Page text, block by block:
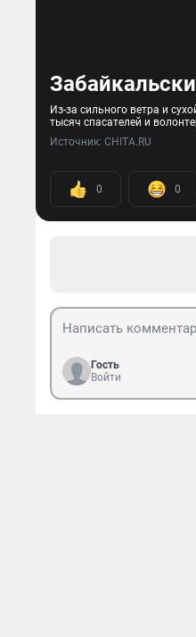
Из-за сильного ветра и
тысяч спасателей и
Источник: CHITA.RU
0 0
Гость
Войти